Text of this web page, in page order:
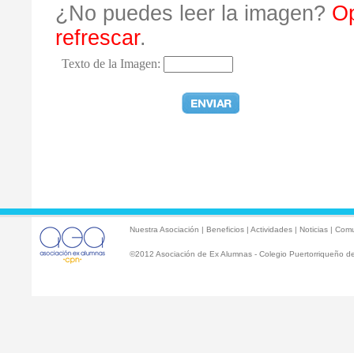
¿No puedes leer la imagen?
refrescar.
Texto de la Imagen:
Nuestra Asociación | Beneficios | Actividades | Noticias |
©2012 Asociación de Ex Alumnas - Colegio Puertorriqueño